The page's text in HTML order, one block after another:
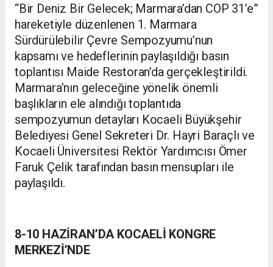
“Bir Deniz Bir Gelecek; Marmara’dan COP 31’e”
hareketiyle düzenlenen 1. Marmara
Sürdürülebilir Çevre Sempozyumu’nun
kapsamı ve hedeflerinin paylaşıldığı basın
toplantısı Maide Restoran’da gerçekleştirildi.
Marmara’nın geleceğine yönelik önemli
başlıkların ele alındığı toplantıda
sempozyumun detayları Kocaeli Büyükşehir
Belediyesi Genel Sekreteri Dr. Hayri Baraçlı ve
Kocaeli Üniversitesi Rektör Yardımcısı Ömer
Faruk Çelik tarafından basın mensupları ile
paylaşıldı.
8-10 HAZİRAN’DA KOCAELİ KONGRE
MERKEZİ’NDE